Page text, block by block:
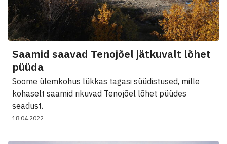
Saamid saavad Tenojõel jätkuvalt lõhet
püüda
Soome ülemkohus lükkas tagasi süüdistused, mille
kohaselt saamid rikuvad Tenojõel lõhet püüdes
seadust.
18.04.2022